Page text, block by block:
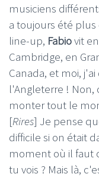
musiciens
a toujours été
line-up, Fabiovit
Cambridge, en
Canada, et moi,
l'Angleterre ! Non,
monter tout le
[Rires] Je pense
difficile si on était
moment où il faut
tu vois ? Mais là,